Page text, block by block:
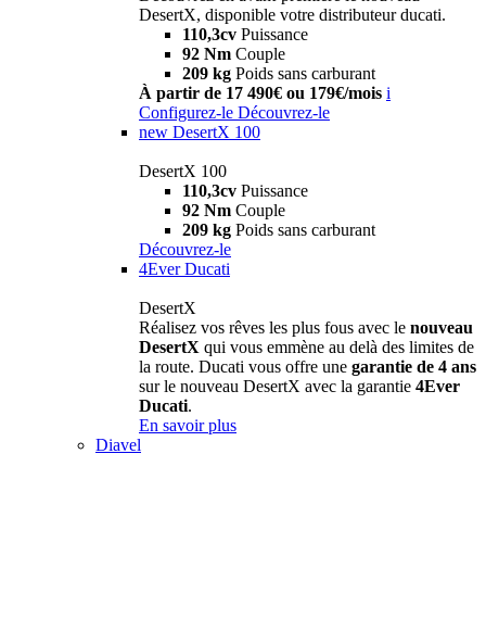
DesertX, disponible votre distributeur ducati.
110,3cv Puissance
92 Nm Couple
209 kg Poids sans carburant
À partir de 17 490€ ou 179€/mois i
Configurez-le Découvrez-le
new DesertX 100
DesertX 100
110,3cv Puissance
92 Nm Couple
209 kg Poids sans carburant
Découvrez-le
4Ever Ducati
DesertX
Réalisez vos rêves les plus fous avec le nouveau
DesertX qui vous emmène au delà des limites de
la route. Ducati vous offre une garantie de 4 ans
sur le nouveau DesertX avec la garantie 4Ever
Ducati.
En savoir plus
Diavel